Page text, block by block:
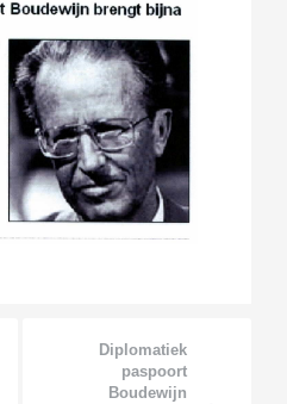
Diplomatiek
paspoort
Boudewijn